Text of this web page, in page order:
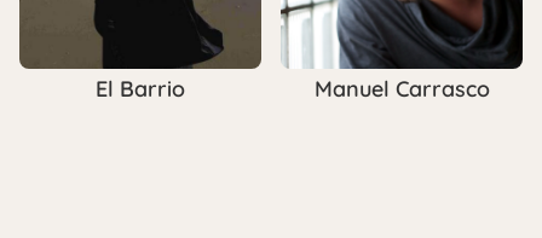
El Barrio Manuel Carrasco